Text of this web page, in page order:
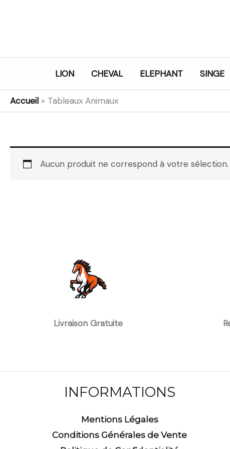
LION CHEVAL ELEPHANT SINGE
Accueil » Tableaux Animaux
Aucun produit ne correspond à votre sélection.
Livraison Gratuite
INFORMATIONS
Mentions Légales
Conditions Générales de Vente